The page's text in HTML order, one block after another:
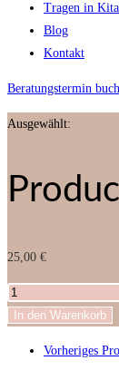
Tragen in
Blog
Kontakt
Beratungstermin
Ausgewählt:
25,00 €
Product
titleIn den Warenkorb
Vorheriges